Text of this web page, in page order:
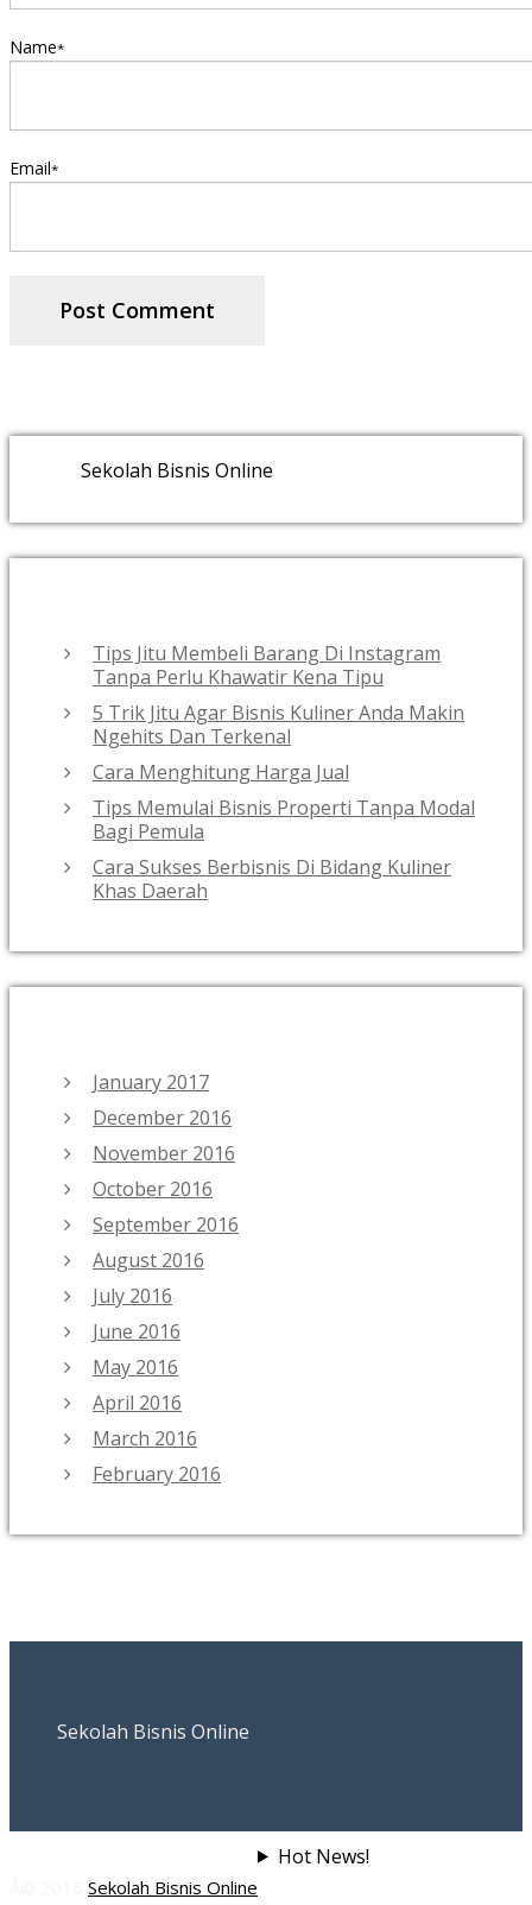
Name*
Email*
Sekolah Bisnis Online
Tips Jitu Membeli Barang Di Instagram
Tanpa Perlu Khawatir Kena Tipu
5 Trik Jitu Agar Bisnis Kuliner Anda Makin
Ngehits Dan Terkenal
Cara Menghitung Harga Jual
Tips Memulai Bisnis Properti Tanpa Modal
Bagi Pemula
Cara Sukses Berbisnis Di Bidang Kuliner
Khas Daerah
January 2017
December 2016
November 2016
October 2016
September 2016
August 2016
July 2016
June 2016
May 2016
April 2016
March 2016
February 2016
Sekolah Bisnis Online
Sekolah Bisnis Online
Hot News!